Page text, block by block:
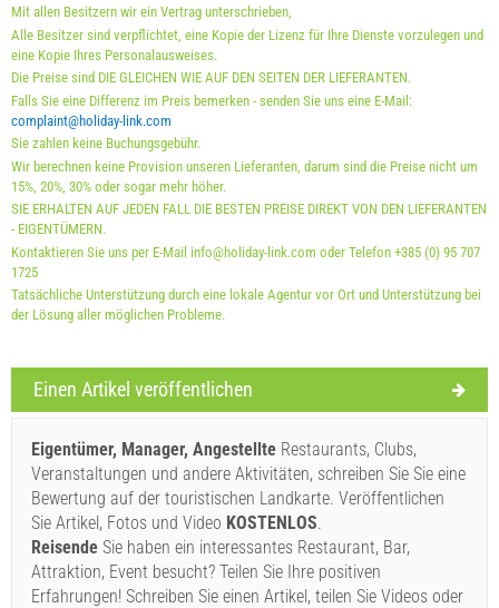
Angebote:
Holiday-Link zahlt: 03.10.2025 - 31.12.2026 / - 10 %
Obligatorisch:Anmeldung der Gäste (01.07. - 31.08): 10
EUR (once - per_person), Anmeldung der Gäste (01.01 -
30.06. / 01.09. - 31.12.): 5 EUR (once - per_person)
Buchen Sie und warten auf Bestätigung
Wenn Sie nicht sofort buchen möchten und weitere Fragen
haben, füllen Sie diese bitte aus und klicken Sie auf
"Anfrage senden".
Mit allen Besitzern wir ein Vertrag unterschrieben,
Alle Besitzer sind verpflichtet, eine Kopie der Lizenz für Ihre Dienste vorzulegen und
eine Kopie Ihres Personalausweises.
Die Preise sind DIE GLEICHEN WIE AUF DEN SEITEN DER LIEFERANTEN.
Falls Sie eine Differenz im Preis bemerken - senden Sie uns eine E-Mail:
complaint@holiday-link.com
Sie zahlen keine Buchungsgebühr.
Wir berechnen keine Provision unseren Lieferanten, darum sind die Preise nicht um
15%, 20%, 30% oder sogar mehr höher.
SIE ERHALTEN AUF JEDEN FALL DIE BESTEN PREISE DIREKT VON DEN LIEFERANTEN
- EIGENTÜMERN.
Kontaktieren Sie uns per E-Mail info@holiday-link.com oder Telefon +385 (0) 95 707
1725
Tatsächliche Unterstützung durch eine lokale Agentur vor Ort und Unterstützung bei
der Lösung aller möglichen Probleme.
Einen Artikel veröffentlichen
Eigentümer, Manager, Angestellte Restaurants, Clubs,
Veranstaltungen und andere Aktivitäten, schreiben Sie Sie eine
Bewertung auf der touristischen Landkarte. Veröffentlichen
Sie Artikel, Fotos und Video KOSTENLOS.
Reisende Sie haben ein interessantes Restaurant, Bar,
Attraktion, Event besucht? Teilen Sie Ihre positiven
Erfahrungen! Schreiben Sie einen Artikel, teilen Sie Videos oder